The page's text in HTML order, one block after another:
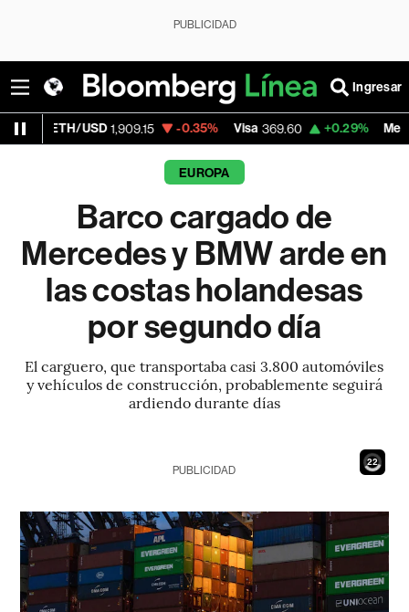
PUBLICIDAD
Ingresar
1,909.15 -0.35% Visa 369.60 +0.29% MercadoLibre
EUROPA
Barco cargado de
Mercedes y BMW arde en
las costas holandesas
por segundo día
El carguero, que transportaba casi 3.800 automóviles
y vehículos de construcción, probablemente seguirá
ardiendo durante días
20
PUBLICIDAD